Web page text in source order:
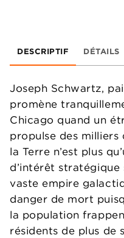
DESCRIPTIF DÉTAILS
Joseph Schwartz,
promène
Chicago quand un
propulse des milliers
la Terre n’est plus
d’intérêt stratégique
vaste empire
danger de mort
la population
résidents de plus de